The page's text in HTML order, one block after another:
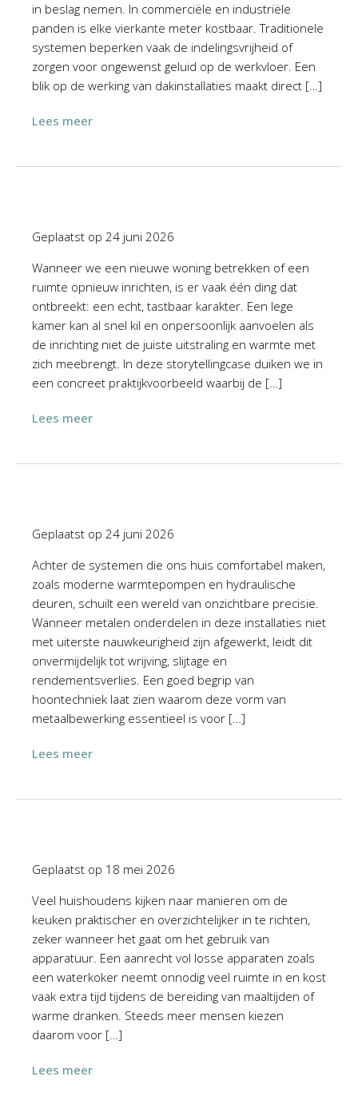
in beslag nemen. In commerciële en industriële
panden is elke vierkante meter kostbaar. Traditionele
systemen beperken vaak de indelingsvrijheid of
zorgen voor ongewenst geluid op de werkvloer. Een
blik op de werking van dakinstallaties maakt direct […]
Lees meer
Geplaatst op 24 juni 2026
Wanneer we een nieuwe woning betrekken of een
ruimte opnieuw inrichten, is er vaak één ding dat
ontbreekt: een echt, tastbaar karakter. Een lege
kamer kan al snel kil en onpersoonlijk aanvoelen als
de inrichting niet de juiste uitstraling en warmte met
zich meebrengt. In deze storytellingcase duiken we in
een concreet praktijkvoorbeeld waarbij de […]
Lees meer
Geplaatst op 24 juni 2026
Achter de systemen die ons huis comfortabel maken,
zoals moderne warmtepompen en hydraulische
deuren, schuilt een wereld van onzichtbare precisie.
Wanneer metalen onderdelen in deze installaties niet
met uiterste nauwkeurigheid zijn afgewerkt, leidt dit
onvermijdelijk tot wrijving, slijtage en
rendementsverlies. Een goed begrip van
hoontechniek laat zien waarom deze vorm van
metaalbewerking essentieel is voor […]
Lees meer
Geplaatst op 18 mei 2026
Veel huishoudens kijken naar manieren om de
keuken praktischer en overzichtelijker in te richten,
zeker wanneer het gaat om het gebruik van
apparatuur. Een aanrecht vol losse apparaten zoals
een waterkoker neemt onnodig veel ruimte in en kost
vaak extra tijd tijdens de bereiding van maaltijden of
warme dranken. Steeds meer mensen kiezen
daarom voor […]
Lees meer